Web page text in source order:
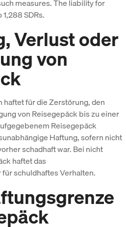
measures. The liability for
SDRs.
Verlust oder
von
für die Zerstörung, den
von Reisegepäck bis zu einer
Reisegepäck
Haftung, sofern nicht
schadhaft war. Bei nicht
haftet das
schuldhaftes Verhalten.